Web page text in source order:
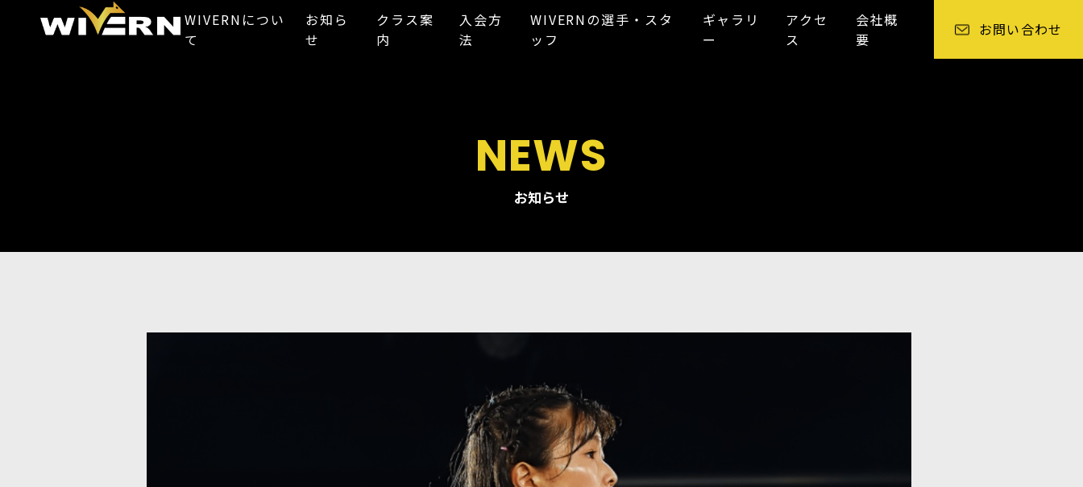
WIVERNについ
て
お知ら
せ
クラス案
内
入会方
法
WIVERNの選手・スタ
ッフ
ギャラリ
ー
アクセ
ス
会社概
要
お問い合わせ
NEWS
お知らせ